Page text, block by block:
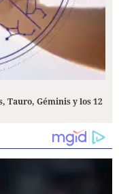
Tauro, Géminis y los 12